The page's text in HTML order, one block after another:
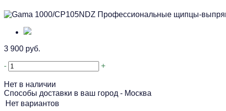
3 900 руб.
- +
Нет в наличии
Способы доставки в ваш город - Москва
Нет вариантов